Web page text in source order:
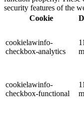
security features of the
Cookie
cookielawinfo-
checkbox-analytics
11
cookielawinfo-
checkbox-functional
11